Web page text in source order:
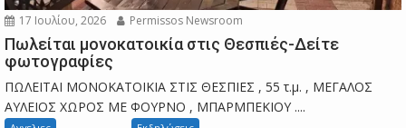
17 Ιουλίου, 2026 Permissos Newsroom
Πωλείται μονοκατοικία στις Θεσπιές-Δείτε
φωτογραφίες
ΠΩΛΕΙΤΑΙ ΜΟΝΟΚΑΤΟΙΚΙΑ ΣΤΙΣ ΘΕΣΠΙΕΣ , 55 τ.μ. , ΜΕΓΑΛΟΣ
ΑΥΛΕΙΟΣ ΧΩΡΟΣ ΜΕ ΦΟΥΡΝΟ , ΜΠΑΡΜΠΕΚΙΟΥ ....